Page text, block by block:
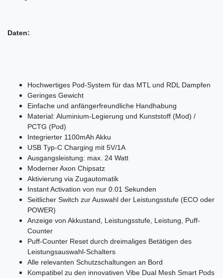
Daten:
Hochwertiges Pod-System für das MTL und RDL Dampfen
Geringes Gewicht
Einfache und anfängerfreundliche Handhabung
Material: Aluminium-Legierung und Kunststoff (Mod) /
PCTG (Pod)
Integrierter 1100mAh Akku
USB Typ-C Charging mit 5V/1A
Ausgangsleistung: max. 24 Watt
Moderner Axon Chipsatz
Aktivierung via Zugautomatik
Instant Activation von nur 0.01 Sekunden
Seitlicher Switch zur Auswahl der Leistungsstufe (ECO oder
POWER)
Anzeige von Akkustand, Leistungsstufe, Leistung, Puff-
Counter
Puff-Counter Reset durch dreimaliges Betätigen des
Leistungsauswahl-Schalters
Alle relevanten Schutzschaltungen an Bord
Kompatibel zu den innovativen Vibe Dual Mesh Smart Pods